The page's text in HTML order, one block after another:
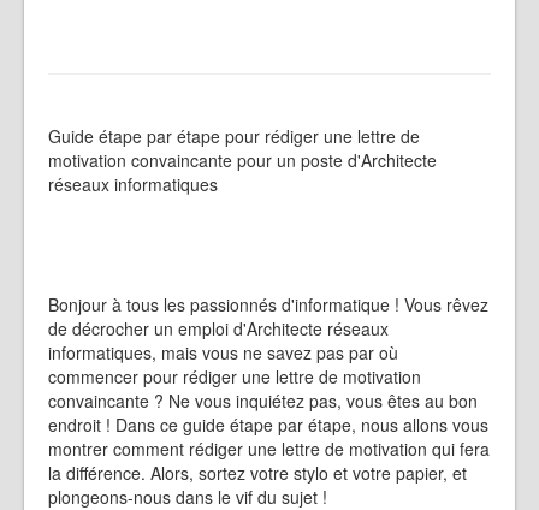
Guide étape par étape pour rédiger une lettre de
motivation convaincante pour un poste d'Architecte
réseaux informatiques
Bonjour à tous les passionnés d'informatique ! Vous rêvez
de décrocher un emploi d'Architecte réseaux
informatiques, mais vous ne savez pas par où
commencer pour rédiger une lettre de motivation
convaincante ? Ne vous inquiétez pas, vous êtes au bon
endroit ! Dans ce guide étape par étape, nous allons vous
montrer comment rédiger une lettre de motivation qui fera
la différence. Alors, sortez votre stylo et votre papier, et
plongeons-nous dans le vif du sujet !